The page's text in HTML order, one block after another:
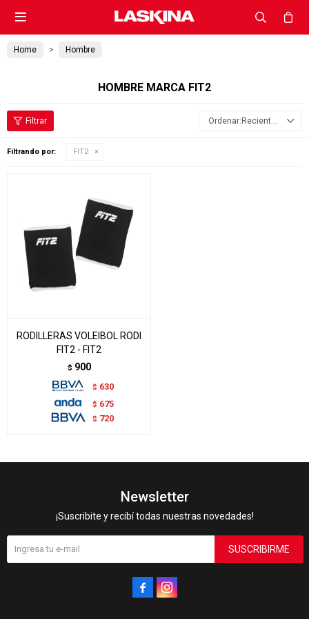

Home Hombre
HOMBRE MARCA FIT2
Recientes
Filtrando por: FIT2
RODILLERAS VOLEIBOL RODI
FIT2 - FIT2
$ 900
$ 630
$ 675
$ 720
Newsletter
¡Suscribite y recibí todas nuestras novedades!
SUSCRIBIRME
 